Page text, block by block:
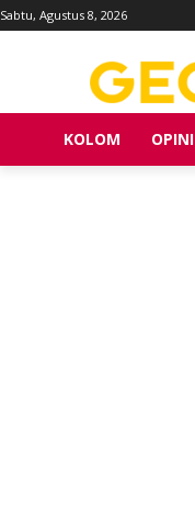
Sabtu, Agustus 8, 2026
KOLOM OPINI